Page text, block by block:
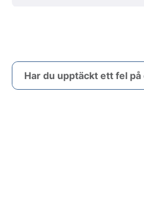
Har du upptäckt ett fel på